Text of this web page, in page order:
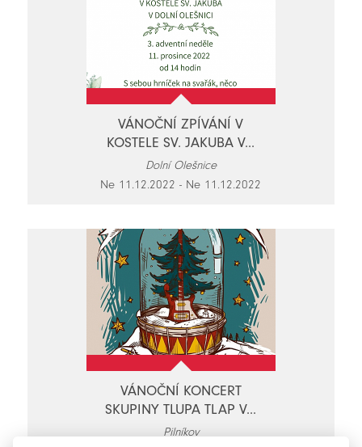
VÁNOČNÍ ZPÍVÁNÍ V
KOSTELE SV. JAKUBA V...
Dolní Olešnice
Ne 11.12.2022 - Ne 11.12.2022
VÁNOČNÍ KONCERT
SKUPINY TLUPA TLAP V...
Pilníkov